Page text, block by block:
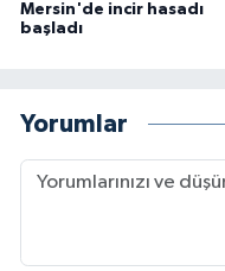
Mersin'de incir hasadı
başladı
Yorumlar